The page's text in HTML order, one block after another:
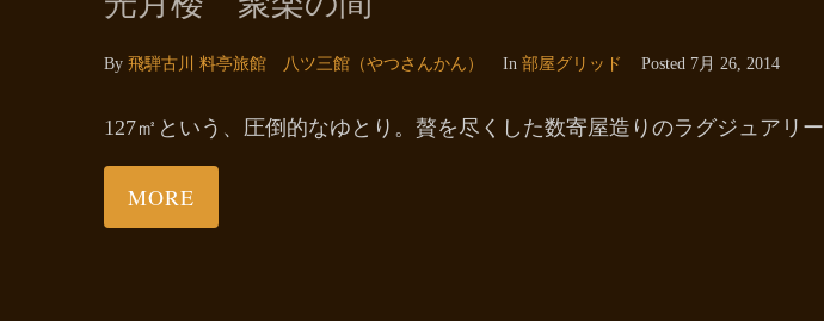
By 飛騨古川 料亭旅館 八ツ三館（やつさんかん） In 部屋グリッド Posted 7月 26, 2014
127㎡という、圧倒的なゆとり。贅を尽くした数寄屋造りのラグジュアリー
MORE